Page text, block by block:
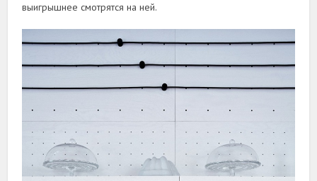
выигрышнее смотрятся на ней.